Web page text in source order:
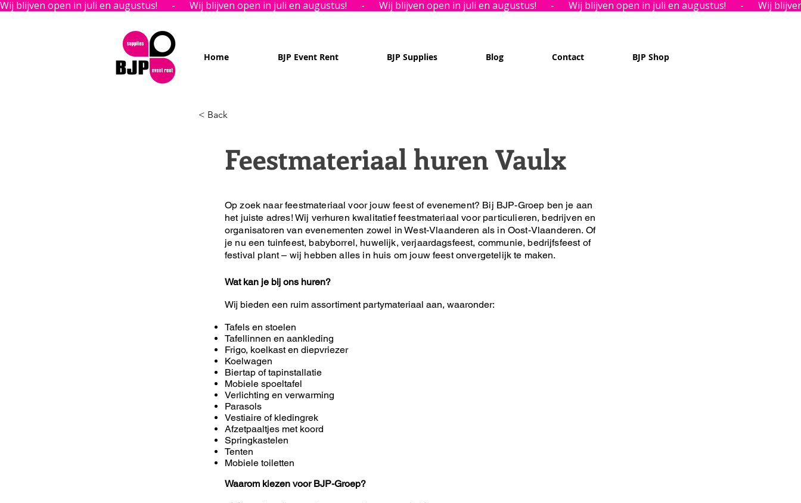
Wij blijven open in juli en augustus!      -
Home BJP Event Rent BJP Supplies Blog Contact BJP Shop
< Back
Feestmateriaal huren Vaulx
Op zoek naar feestmateriaal voor jouw feest of evenement? Bij BJP-Groep ben je aan
het juiste adres! Wij verhuren kwalitatief feestmateriaal voor particulieren, bedrijven en
organisatoren van evenementen zowel in West-Vlaanderen als in Oost-Vlaanderen. Of
je nu een tuinfeest, babyborrel, huwelijk, verjaardagsfeest, communie, bedrijfsfeest of
festival plant – wij hebben alles in huis om jouw feest onvergetelijk te maken.
Wat kan je bij ons huren?
Wij bieden een ruim assortiment partymateriaal aan, waaronder:
Tafels en stoelen
Tafellinnen en aankleding
Frigo, koelkast en diepvriezer
Koelwagen
Biertap of tapinstallatie
Mobiele spoeltafel
Verlichting en verwarming
Parasols
Vestiaire of kledingrek
Afzetpaaltjes met koord
Springkastelen
Tenten
Mobiele toiletten
Waarom kiezen voor BJP-Groep?